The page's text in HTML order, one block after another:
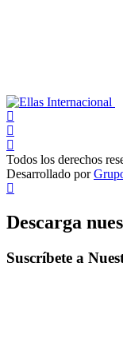
Todos los derechos
Desarrollado por
Descarga
Suscríbete a